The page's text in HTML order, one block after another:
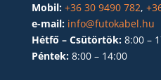
Mobil: +36 30 9490 782,
e-mail: info@futokabel.hu
Hétfő – Csütörtök: 8:00 –
Péntek: 8:00 – 14:00